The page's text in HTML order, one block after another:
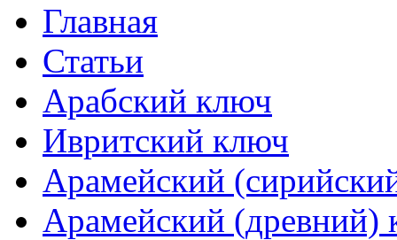
Главная
Статьи
Арабский ключ
Ивритский ключ
Арамейский
Арамейский (древний)